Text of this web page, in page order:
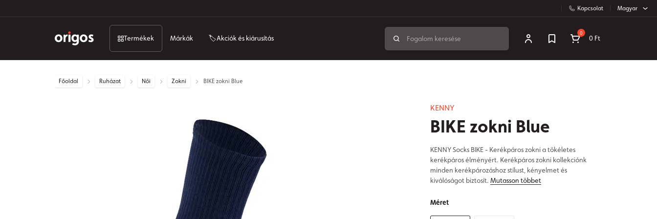
Kapcsolat Magyar
Termékek Márkák 🏷️Akciók és kiárusítás
0
0 Ft
Főoldal Ruházat Női Zokni BIKE zokni Blue
KENNY
BIKE zokni Blue
KENNY Socks BIKE - Kerékpáros zokni a tökéletes
kerékpáros élményért. Kerékpáros zokni kollekciónk
minden kerékpározáshoz stílust, kényelmet és
kiválóságot biztosít. Mutasson többet
Méret